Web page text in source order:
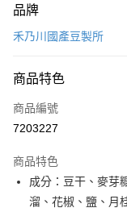
信用卡一次付款
Apple Pay
街口支付
運送方式
冷藏7-11取貨(快速到
品牌
禾乃川國產豆製所
商品特色
商品編號
7203227
商品特色
成分：豆干、麥芽
溜、花椒、鹽、月